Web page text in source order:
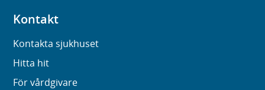
Kontakt
Kontakta sjukhuset
Hitta hit
För vårdgivare